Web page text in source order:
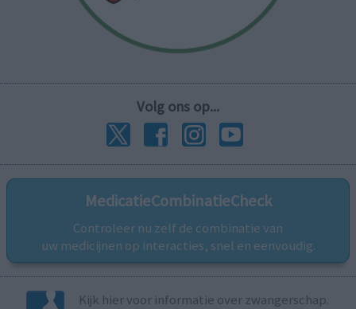
Volg ons op...
MedicatieCombinatieCheck
Controleer nu zelf de combinatie van
uw medicijnen op interacties, snel en eenvoudig.
Kijk hier voor informatie over zwangerschap.